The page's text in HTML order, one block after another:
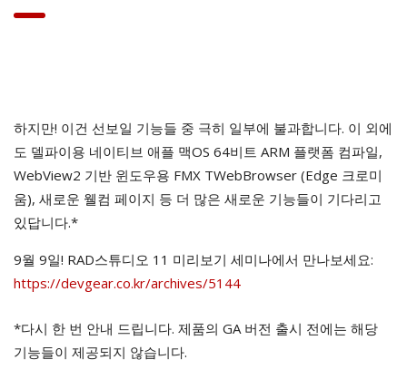
하지만! 이건 선보일 기능들 중 극히 일부에 불과합니다. 이 외에
도 델파이용 네이티브 애플 맥OS 64비트 ARM 플랫폼 컴파일,
WebView2 기반 윈도우용 FMX TWebBrowser (Edge 크로미
움), 새로운 웰컴 페이지 등 더 많은 새로운 기능들이 기다리고
있답니다.*
9월 9일! RAD스튜디오 11 미리보기 세미나에서 만나보세요:
https://devgear.co.kr/archives/5144
*다시 한 번 안내 드립니다. 제품의 GA 버전 출시 전에는 해당
기능들이 제공되지 않습니다.